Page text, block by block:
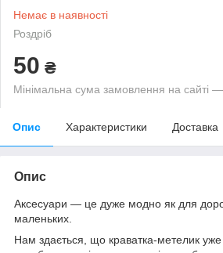
Немає в наявності
Роздріб
50 ₴
Мінімальна сума замовлення на сайті
Опис Характеристики Доставка
Опис
Аксесуари — це дуже модно як для
маленьких.
Нам здається, що краватка-метелик